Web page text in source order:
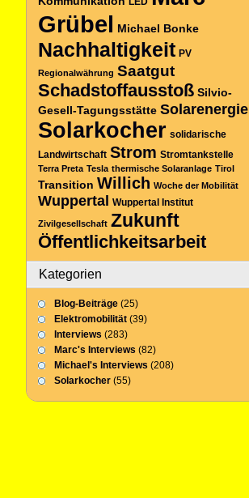
Grübel Michael Bonke
Nachhaltigkeit PV
Regionalwährung Saatgut
Schadstoffausstoß Silvio-
Gesell-Tagungsstätte Solarenergie
Solarkocher solidarische
Landwirtschaft Strom Stromtankstelle
Terra Preta Tesla thermische Solaranlage Tirol
Transition Willich Woche der Mobilität
Wuppertal Wuppertal Institut
Zivilgesellschaft Zukunft
Öffentlichkeitsarbeit
Kategorien
Blog-Beiträge (25)
Elektromobilität (39)
Interviews (283)
Marc's Interviews (82)
Michael's Interviews (208)
Solarkocher (55)